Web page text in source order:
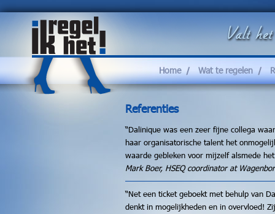
Home Wat te regelen
Referenties
“Dalinique was een zeer fijne collega
haar organisatorische talent het
waarde gebleken voor mijzelf alsmede
Mark Boer, HSEQ coordinator at
“Net een ticket geboekt met behulp van
denkt in mogelijkheden en in overvloed!